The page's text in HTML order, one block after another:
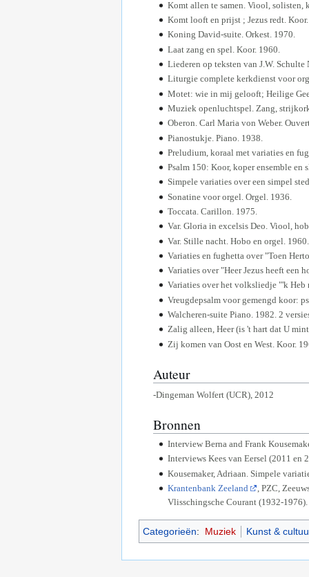
Komt allen te samen. Viool, solisten,
Komt looft en prijst ; Jezus redt.
Koning David-suite. Orkest. 1970.
Laat zang en spel. Koor. 1960.
Liederen op teksten van J.W.
Liturgie complete kerkdienst voor
Motet: wie in mij gelooft; Heilige
Muziek openluchtspel. Zang,
Oberon. Carl Maria von Weber.
Pianostukje. Piano. 1938.
Preludium, koraal met variaties en
Psalm 150: Koor, koper ensemble en
Simpele variaties over een simpel
Sonatine voor orgel. Orgel. 1936.
Toccata. Carillon. 1975.
Var. Gloria in excelsis Deo. Viool,
Var. Stille nacht. Hobo en orgel. 1960.
Variaties en fughetta over "Toen
Variaties over "Heer Jezus heeft een
Variaties over het volksliedje "'k
Vreugdepsalm voor gemengd koor:
Walcheren-suite Piano. 1982. 2
Zalig alleen, Heer (is 't hart dat U
Zij komen van Oost en West. Koor.
Auteur
-Dingeman Wolfert (UCR), 2012
Bronnen
Interview Berna and Frank
Interviews Kees van Eersel (2011 en
Kousemaker, Adriaan. Simpele
Krantenbank Zeeland
, PZC,
Vlisschingsche Courant (1932-1976).
Categorieën: Muziek Kunst &